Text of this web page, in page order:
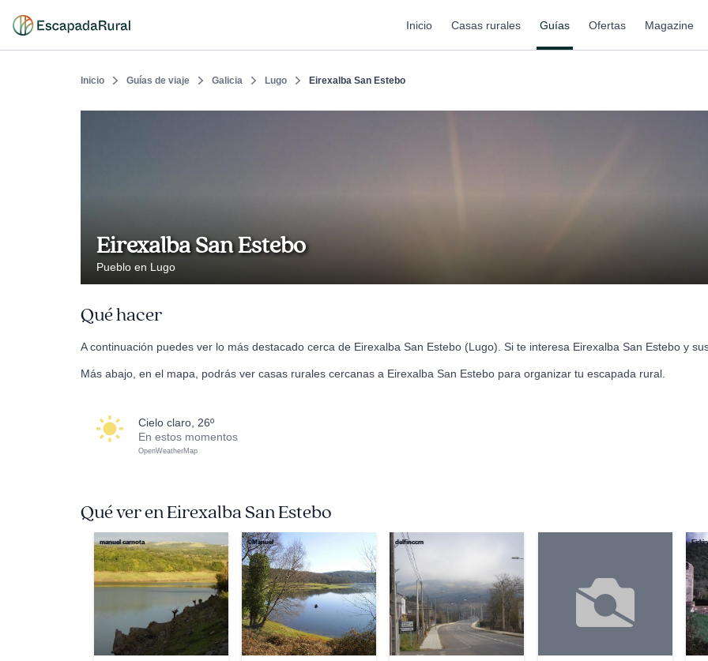
Inicio Casas rurales Guías Ofertas Magazine
Inicio Guías de viaje Galicia Lugo Eirexalba San Estebo
Eirexalba San Estebo
Pueblo en Lugo
Qué hacer
A continuación puedes ver lo más destacado cerca de Eirexalba San Estebo (Lugo). Si te interesa Eirexalba San Estebo y
Más abajo, en el mapa, podrás ver casas rurales cercanas a Eirexalba San Estebo para organizar tu escapada rural.
cielo claro, 26º
En estos momentos
OpenWeatherMap
Qué ver en Eirexalba San Estebo
manuel carnota ©Manuel delfinccm